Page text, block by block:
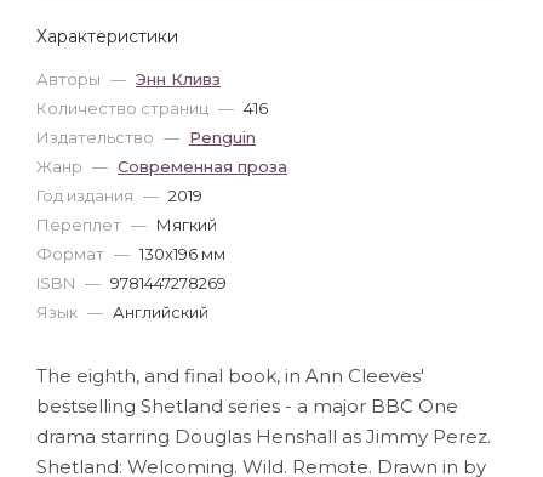
Характеристики
Авторы — Энн Кливз
Количество страниц — 416
Издательство — Penguin
Жанр — Современная проза
Год издания — 2019
Переплет — Мягкий
Формат — 130x196 мм
ISBN — 9781447278269
Язык — Английский
The eighth, and final book, in Ann Cleeves'
bestselling Shetland series - a major BBC One
drama starring Douglas Henshall as Jimmy Perez.
Shetland: Welcoming. Wild. Remote. Drawn in by